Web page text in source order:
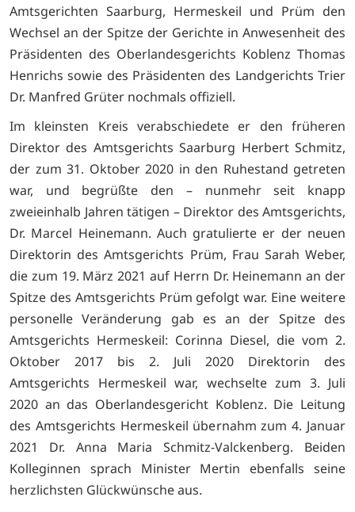
Amtsgerichten Saarburg, Hermeskeil und Prüm den
Wechsel an der Spitze der Gerichte in Anwesenheit des
Präsidenten des Oberlandesgerichts Koblenz Thomas
Henrichs sowie des Präsidenten des Landgerichts Trier
Dr. Manfred Grüter nochmals offiziell.
Im kleinsten Kreis verabschiedete er den früheren
Direktor des Amtsgerichts Saarburg Herbert Schmitz,
der zum 31. Oktober 2020 in den Ruhestand getreten
war, und begrüßte den – nunmehr seit knapp
zweieinhalb Jahren tätigen – Direktor des Amtsgerichts,
Dr. Marcel Heinemann. Auch gratulierte er der neuen
Direktorin des Amtsgerichts Prüm, Frau Sarah Weber,
die zum 19. März 2021 auf Herrn Dr. Heinemann an der
Spitze des Amtsgerichts Prüm gefolgt war. Eine weitere
personelle Veränderung gab es an der Spitze des
Amtsgerichts Hermeskeil: Corinna Diesel, die vom 2.
Oktober 2017 bis 2. Juli 2020 Direktorin des
Amtsgerichts Hermeskeil war, wechselte zum 3. Juli
2020 an das Oberlandesgericht Koblenz. Die Leitung
des Amtsgerichts Hermeskeil übernahm zum 4. Januar
2021 Dr. Anna Maria Schmitz-Valckenberg. Beiden
Kolleginnen sprach Minister Mertin ebenfalls seine
herzlichsten Glückwünsche aus.